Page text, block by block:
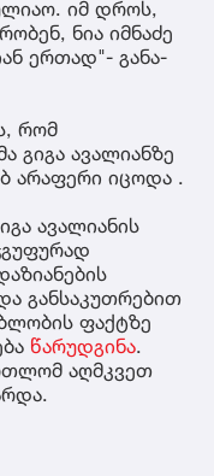
იმ დროს,
ნია იმ­ნა­ძე
ერ­თად"- გა­ნა­
რომ
გიგა ავალიანზე
არაფერი იცოდა .
ავალიანის
განსაკუთრებით
ფაქტზე
წარუდგინა.
აღმკვეთ